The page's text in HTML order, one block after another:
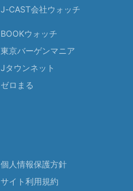
J-CAST会社ウォッチ
BOOKウォッチ
東京バーゲンマニア
Jタウンネット
ゼロまる
個人情報保護方針
サイト利用規約